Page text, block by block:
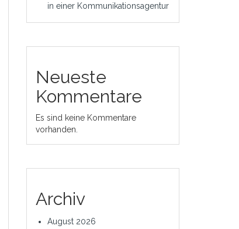
in einer Kommunikationsagentur
Neueste
Kommentare
Es sind keine Kommentare
vorhanden.
Archiv
August 2026